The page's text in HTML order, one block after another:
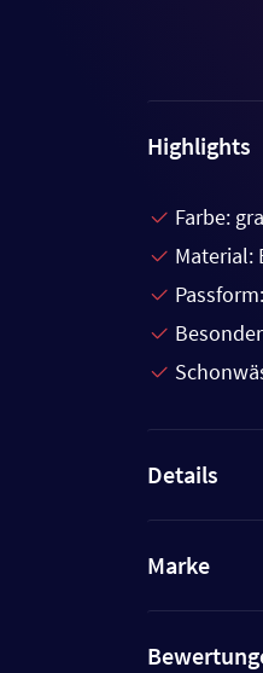
Highlights
Farbe:
Material:
Details
Marke